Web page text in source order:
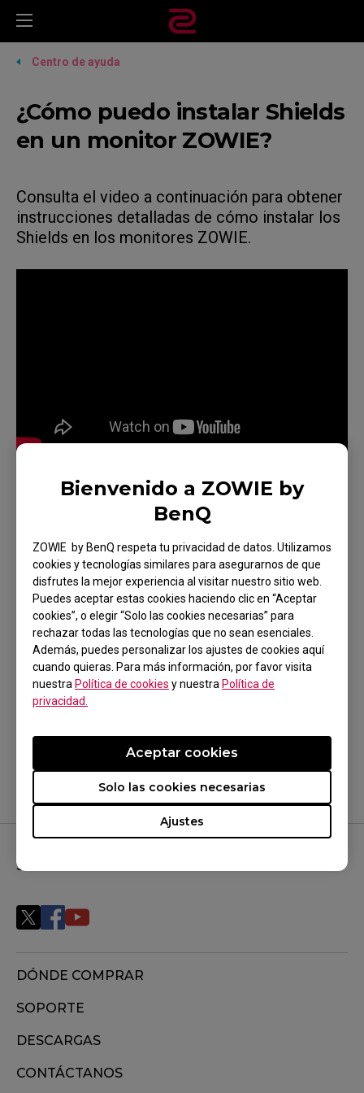
Bienvenido a ZOWIE by
BenQ
ZOWIE by BenQ respeta tu privacidad de datos. Utilizamos
cookies y tecnologías similares para asegurarnos de que
disfrutes la mejor experiencia al visitar nuestro sitio web.
Puedes aceptar estas cookies haciendo clic en “Aceptar
cookies”, o elegir “Solo las cookies necesarias” para
rechazar todas las tecnologías que no sean esenciales.
Además, puedes personalizar los ajustes de cookies aquí
cuando quieras. Para más información, por favor visita
nuestra Política de cookies y nuestra Política de
privacidad.
Ajustes
Solo las cookies necesarias
Aceptar cookies
Centro de ayuda
¿Cómo puedo instalar Shields
en un monitor ZOWIE?
Consulta el video a continuación para obtener
instrucciones detalladas de cómo instalar los
Shields en los monitores ZOWIE.
Modelos aplicables
XL2411K (24"), XL2546X+ (24.1"), XL2566X+
(24.1"), XL2586X+ (24.1")
SÍGUENOS
DÓNDE COMPRAR
SOPORTE
DESCARGAS
CONTÁCTANOS